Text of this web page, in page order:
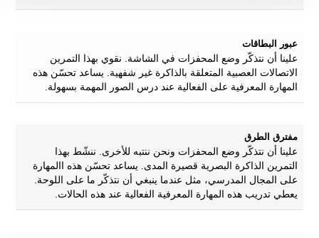
عبور البطاقات
علينا أن نتذكّر وضع المحفزات في الشاشة. نقوي بهذا التمرين
الاتصالات العصبية المتعلقة بالذاكرة غير شفهية. يساعد تحسّن هذه
المهارة المعرفية على الفعالية عند درس الصور المهمة بسهولة.
مفترق الطرق
علينا أن نتذكّر وضع المحفزات ونحن ننتبه للأخرى. ننشّط بهذا
التمرين الذاكرة البصرية قصيرة المدى. يساعد تحسّن هذه االمهارة
على المجال المدرسي، مثل عندما ينبغي أن نتذكّر ما على اللوحة.
يعطي تدريب هذه المهارة المعرفية الفعالية عند هذه الحالات.